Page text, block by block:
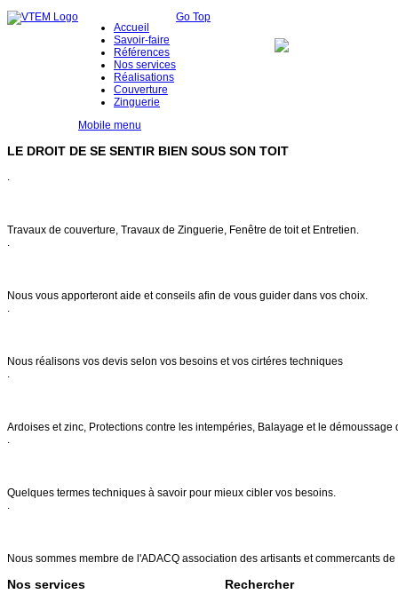
Accueil
Savoir-faire
Références
Nos services
Réalisations
Couverture
Zinguerie
Mobile menu
LE DROIT DE SE SENTIR BIEN SOUS SON TOIT
.
Travaux de couverture, Travaux de Zinguerie, Fenêtre de toit et Entretien.
.
Nous vous apporteront aide et conseils afin de vous guider dans vos choix.
.
Nous réalisons vos devis selon vos besoins et vos cirtéres techniques
Ardoises et zinc, Protections contre les intempéries, Balayage et le
Quelques termes techniques à savoir pour mieux cibler vos besoins.
Nous sommes membre de l'ADACQ association des artisants et commercants
Nos services Rechercher
Go Top